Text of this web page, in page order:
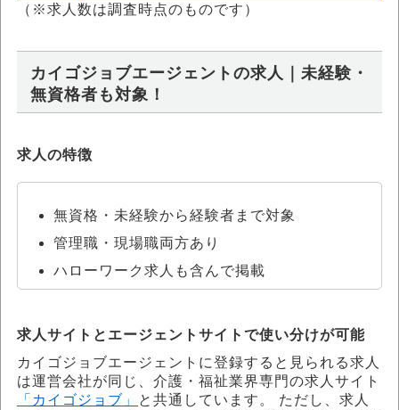
（※求人数は調査時点のものです）
カイゴジョブエージェントの求人｜未経験・
無資格者も対象！
求人の特徴
無資格・未経験から経験者まで対象
管理職・現場職両方あり
ハローワーク求人も含んで掲載
求人サイトとエージェントサイトで使い分けが可能
カイゴジョブエージェントに登録すると見られる求人
は運営会社が同じ、介護・福祉業界専門の求人サイト
「カイゴジョブ」
と共通しています。 ただし、求人